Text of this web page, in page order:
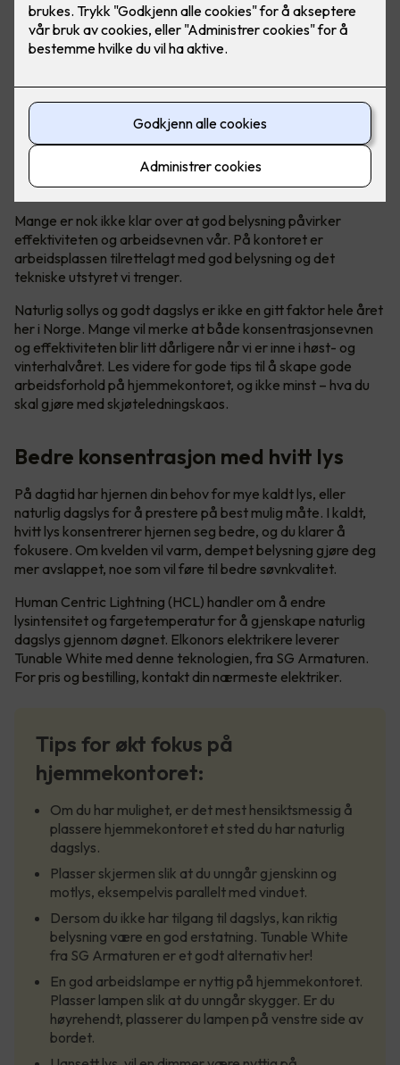
Mange er nok ikke klar over at god belysning påvirker
effektiviteten og arbeidsevnen vår. På kontoret er
arbeidsplassen tilrettelagt med god belysning og det
tekniske utstyret vi trenger.
Naturlig sollys og godt dagslys er ikke en gitt faktor hele året
her i Norge. Mange vil merke at både konsentrasjonsevnen
og effektiviteten blir litt dårligere når vi er inne i høst- og
vinterhalvåret. Les videre for gode tips til å skape gode
arbeidsforhold på hjemmekontoret, og ikke minst – hva du
skal gjøre med skjøteledningskaos.
Bedre konsentrasjon med hvitt lys
På dagtid har hjernen din behov for mye kaldt lys, eller
naturlig dagslys for å prestere på best mulig måte. I kaldt,
hvitt lys konsentrerer hjernen seg bedre, og du klarer å
fokusere. Om kvelden vil varm, dempet belysning gjøre deg
mer avslappet, noe som vil føre til bedre søvnkvalitet.
Human Centric Lightning (HCL) handler om å endre
lysintensitet og fargetemperatur for å gjenskape naturlig
dagslys gjennom døgnet. Elkonors elektrikere leverer
Tunable White med denne teknologien, fra SG Armaturen.
For pris og bestilling, kontakt din nærmeste elektriker.
Tips for økt fokus på
hjemmekontoret:
Om du har mulighet, er det mest hensiktsmessig å
plassere hjemmekontoret et sted du har naturlig
dagslys.
Plasser skjermen slik at du unngår gjenskinn og
motlys, eksempelvis parallelt med vinduet.
Dersom du ikke har tilgang til dagslys, kan riktig
belysning være en god erstatning. Tunable White
fra SG Armaturen er et godt alternativ her!
En god arbeidslampe er nyttig på hjemmekontoret.
Plasser lampen slik at du unngår skygger. Er du
høyrehendt, plasserer du lampen på venstre side av
bordet.